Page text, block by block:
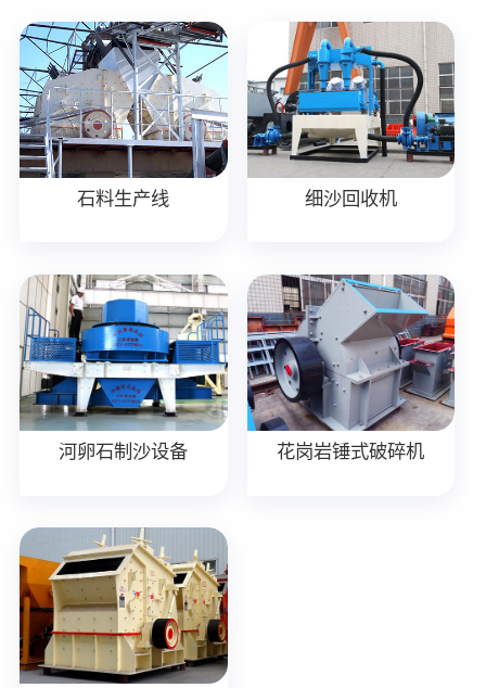
石料生产线 细沙回收机
河卵石制沙设备 花岗岩锤式破碎机